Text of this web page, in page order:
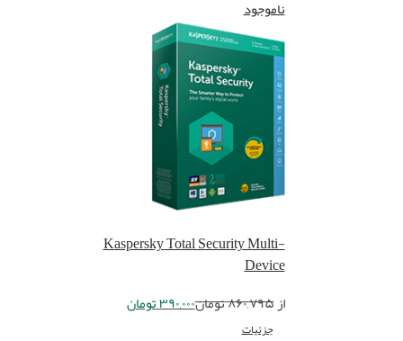
ناموجود
Kaspersky Total Security Multi-
Device
از۸۶۰,۷۹۵تومان۳۹۰,۰۰۰تومان
جزئیات